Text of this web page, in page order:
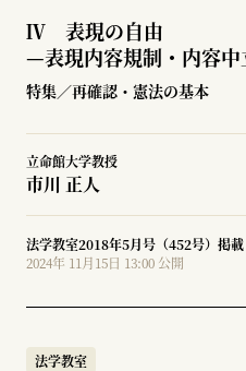
Ⅳ 表現の自由
—表現内容規制・内容
特集／再確認・憲法の基本
立命館大学教授
市川 正人
法学教室2018年5月号（452号）掲載
2024年 11月15日 13:00 公開
法学教室